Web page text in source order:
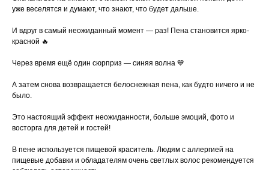
уже веселятся и думают, что знают, что будет дальше.
И вдруг в самый неожиданный момент — раз! Пена становится ярко-
красной 🔥
Через время ещё один сюрприз — синяя волна 💙
А затем снова возвращается белоснежная пена, как будто ничего и не
было.
Это настоящий эффект неожиданности, больше эмоций, фото и
восторга для детей и гостей!
В пене используется пищевой краситель. Людям с аллергией на
пищевые добавки и обладателям очень светлых волос рекомендуется